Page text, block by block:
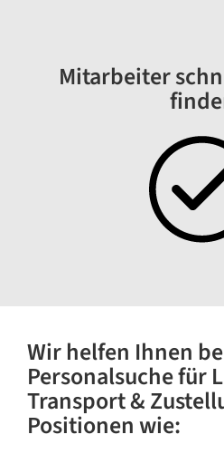
Mitarbeiter
Wir helfen Ihnen
Personalsuche für
Transport &
Positionen wie: